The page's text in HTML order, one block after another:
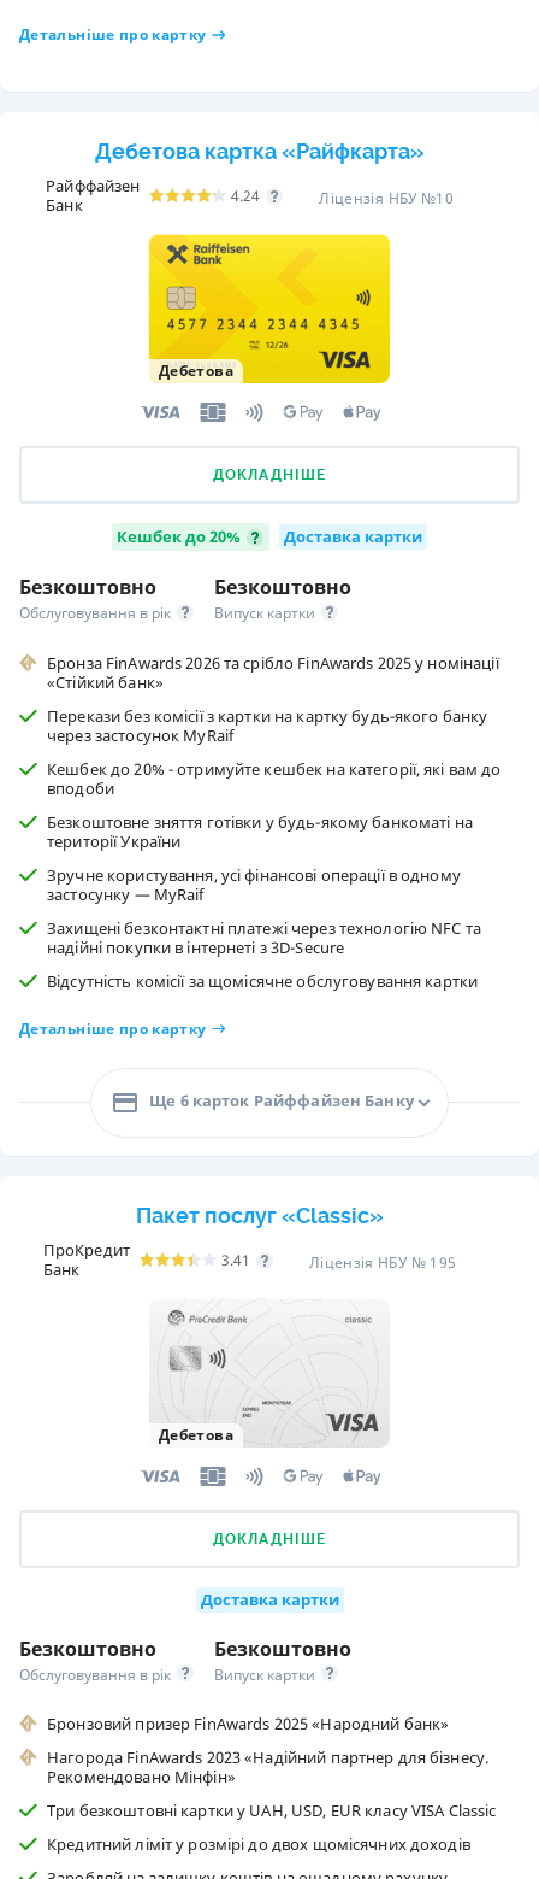
Детальніше про картку
Дебетова картка «Райфкарта»
Райффайзен
Банк
4.24 Ліцензія НБУ №10
Дебетова
ДОКЛАДНІШЕ
Кешбек до 20% Доставка картки
Безкоштовно
Обслуговування в рік
Безкоштовно
Випуск картки
Бронза FinAwards 2026 та срібло FinAwards 2025 у номінації
«Стійкий банк»
Перекази без комісії з картки на картку будь-якого банку
через застосунок MyRaif
Кешбек до 20% - отримуйте кешбек на категорії, які вам до
вподоби
Безкоштовне зняття готівки у будь-якому банкоматі на
території України
Зручне користування, усі фінансові операції в одному
застосунку — MyRaif
Захищені безконтактні платежі через технологію NFC та
надійні покупки в інтернеті з 3D-Secure
Відсутність комісії за щомісячне обслуговування картки
Детальніше про картку
Ще 6 карток Райффайзен Банку
Пакет послуг «Classic»
ПроКредит
Банк
3.41 Ліцензія НБУ № 195
Дебетова
ДОКЛАДНІШЕ
Доставка картки
Безкоштовно
Обслуговування в рік
Безкоштовно
Випуск картки
Бронзовий призер FinAwards 2025 «Народний банк»
Нагорода FinAwards 2023 «Надійний партнер для бізнесу.
Рекомендовано Мінфін»
Три безкоштовні картки у UAH, USD, EUR класу VISA Classic
Кредитний ліміт у розмірі до двох щомісячних доходів